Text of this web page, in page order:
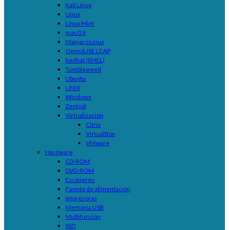
Kali Linux
Linux
Linux Mint
macOS
Manjaro Linux
OpenSUSE LEAP
Redhat (RHEL)
Tumbleweed
Ubuntu
UNIX
Windows
Zentyal
Virtualización
Citrix
VirtualBox
VMware
Hardware
CD-ROM
DVD-ROM
Escáneres
Fuente de alimentación
Impresoras
Memoria USB
Multifunción
SSD